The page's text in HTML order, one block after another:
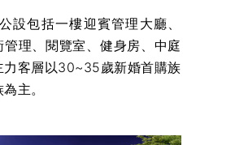
包括一樓迎賓管理大廳、
管理、閱覽室、健身房、中庭
力客層以30~35歲新婚首購族
主。